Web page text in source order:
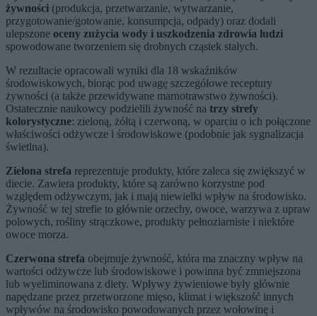
żywności (produkcja, przetwarzanie, wytwarzanie,
przygotowanie/gotowanie, konsumpcja, odpady) oraz dodali
ulepszone oceny zużycia wody i uszkodzenia zdrowia ludzi
spowodowane tworzeniem się drobnych cząstek stałych.
W rezultacie opracowali wyniki dla 18 wskaźników
środowiskowych, biorąc pod uwagę szczegółowe receptury
żywności (a także przewidywane marnotrawstwo żywności).
Ostatecznie naukowcy podzielili żywność na trzy strefy
kolorystyczne: zieloną, żółtą i czerwoną, w oparciu o ich połączone
właściwości odżywcze i środowiskowe (podobnie jak sygnalizacja
świetlna).
Zielona strefa reprezentuje produkty, które zaleca się zwiększyć w
diecie. Zawiera produkty, które są zarówno korzystne pod
względem odżywczym, jak i mają niewielki wpływ na środowisko.
Żywność w tej strefie to głównie orzechy, owoce, warzywa z upraw
polowych, rośliny strączkowe, produkty pełnoziarniste i niektóre
owoce morza.
Czerwona strefa obejmuje żywność, która ma znaczny wpływ na
wartości odżywcze lub środowiskowe i powinna być zmniejszona
lub wyeliminowana z diety. Wpływy żywieniowe były głównie
napędzane przez przetworzone mięso, klimat i większość innych
wpływów na środowisko powodowanych przez wołowinę i